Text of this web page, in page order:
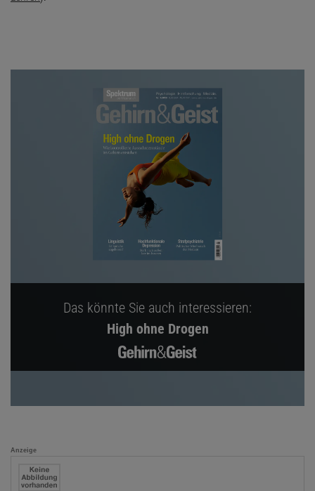
Das könnte Sie auch interessieren:
High ohne Drogen
Anzeige